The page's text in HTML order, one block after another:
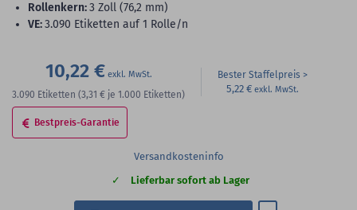
Rollenkern:3 Zoll (76,2 mm)
VE:3.090 Etiketten auf 1 Rolle/n
10,22 €
3.090 Etiketten (3,31 € je 1.000 Etiketten)
Bester Staffelpreis
5,22 €
Bestpreis-Garantie
Versandkosteninfo
Lieferbar sofort ab Lager